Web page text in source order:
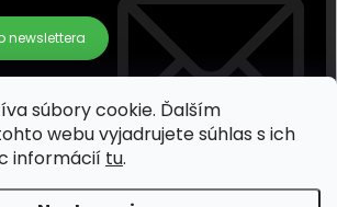
súbory cookie. Ďalším
webu vyjadrujete súhlas s ich
informácií tu.
newslettera